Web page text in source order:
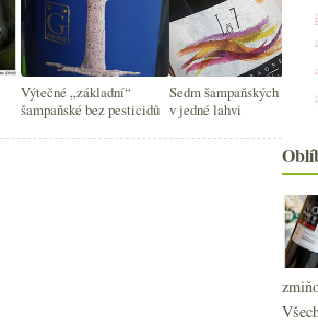
Výtečné „základní“
šampaňské bez pesticidů
Sedm šampaňských odrůd
v jedné lahvi